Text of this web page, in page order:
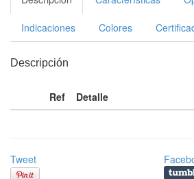
Indicaciones Colores
Descripción
Ref Detalle
Tweet